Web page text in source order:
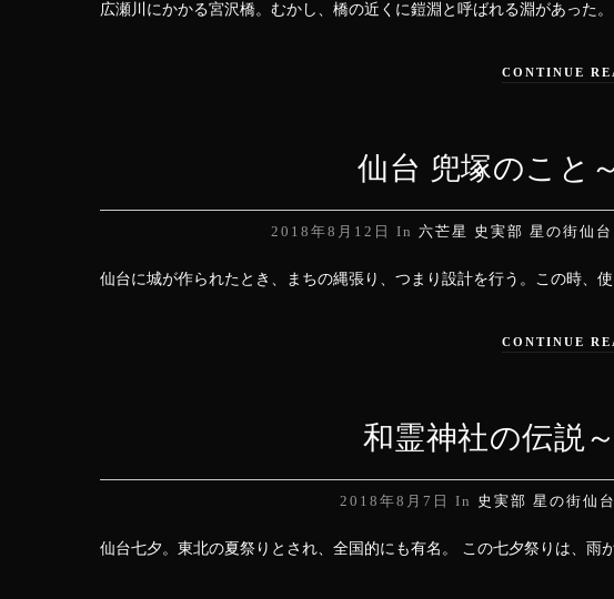
広瀬川にかかる宮沢橋。むかし、橋の近くに鎧淵と呼ばれる淵があった
CONTINUE
仙台 兜塚のこと
2018年8月12日In六芒星 史実部 星の街仙
仙台に城が作られたとき、まちの縄張り、つまり設計を行う。この時、
CONTINUE
和霊神社の伝説
2018年8月7日In 史実部 星の街仙
仙台七夕。東北の夏祭りとされ、全国的にも有名。 この七夕祭りは、雨